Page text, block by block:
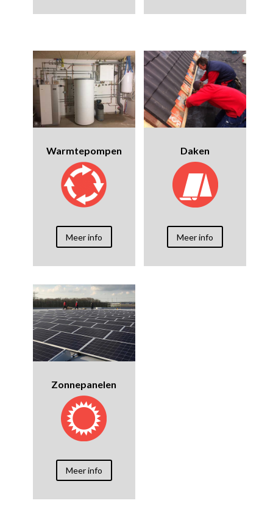
Warmtepompen
Meer info
Daken
Meer info
Zonnepanelen
Meer info